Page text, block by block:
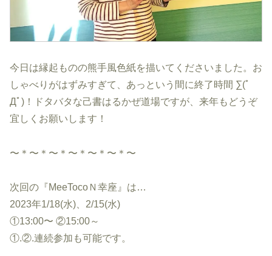
今日は縁起ものの熊手風色紙を描いてくださいました。お
しゃべりがはずみすぎて、あっという間に終了時間 ∑(ﾟ
Дﾟ)！ドタバタな己書はるかぜ道場ですが、来年もどうぞ
宜しくお願いします！
〜＊〜＊〜＊〜＊〜＊〜＊〜
次回の『MeeTocoＮ幸座』は…
2023年1/18(水)、2/15(水)
①13:00〜 ②15:00～
①.②.連続参加も可能です。